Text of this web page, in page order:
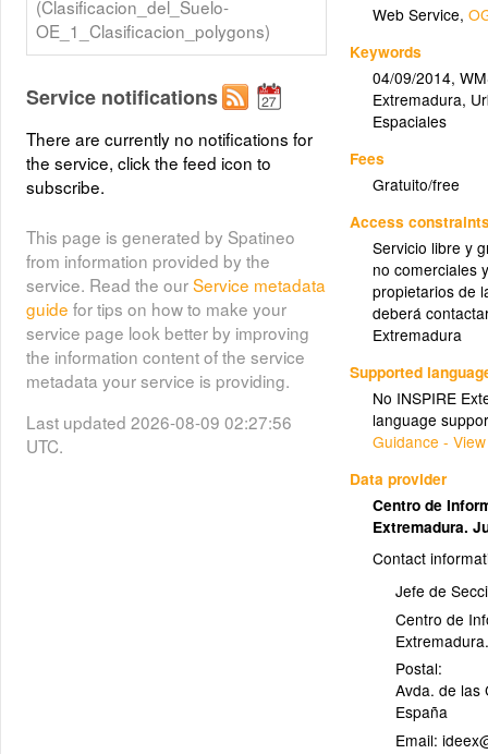
Web Service,
Keywords
04/09/2014,
Extremadura,
Espaciales
Fees
Gratuito/free
Access
Servicio libre y
no comerciales
propietarios de
deberá
Extremadura
Supported
No INSPIRE
language
Guidance -
Data provider
Centro de
Extremadura.
Contact
Jefe de
Centro de
Postal:
Avda. de las
España
Email:
(Clasificacion_del_Suelo-
OE_1_Clasificacion_polygons)
OE1_Clasificacion del Suelo.
Termino municipal. Sistemas
Generales (Refundido Septiembre
(Clasificacion_del_Suelo-
OE_1_Clasificacion_points)
generated by gvSIG
OE1.1_Sistemas Generales Suelo
Urbano_polygons
generated by gvSIG
Service notifications
There are currently no notifications for
the service, click the feed icon to
subscribe.
This page is generated by Spatineo
from information provided by the
service. Read the ourService metadata
guide for tips on how to make your
service page look better by improving
the information content of the service
metadata your service is providing.
Last updated 2026-08-09 02:27:56
UTC.